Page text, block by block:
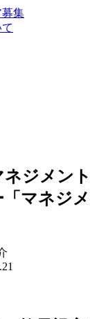
募集
ネジメン
「マネジ